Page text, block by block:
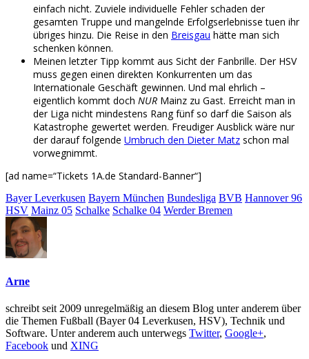
einfach nicht. Zuviele individuelle Fehler schaden der
gesamten Truppe und mangelnde Erfolgserlebnisse tuen ihr
übriges hinzu. Die Reise in den Breisgau hätte man sich
schenken können.
Meinen letzter Tipp kommt aus Sicht der Fanbrille. Der HSV
muss gegen einen direkten Konkurrenten um das
Internationale Geschäft gewinnen. Und mal ehrlich –
eigentlich kommt doch NUR Mainz zu Gast. Erreicht man in
der Liga nicht mindestens Rang fünf so darf die Saison als
Katastrophe gewertet werden. Freudiger Ausblick wäre nur
der darauf folgende Umbruch den Dieter Matz schon mal
vorwegnimmt.
[ad name=“Tickets 1A.de Standard-Banner“]
Bayer Leverkusen Bayern München Bundesliga BVB Hannover 96
HSV Mainz 05 Schalke Schalke 04 Werder Bremen
Arne
schreibt seit 2009 unregelmäßig an diesem Blog unter anderem über
die Themen Fußball (Bayer 04 Leverkusen, HSV), Technik und
Software. Unter anderem auch unterwegs Twitter, Google+,
Facebook und XING